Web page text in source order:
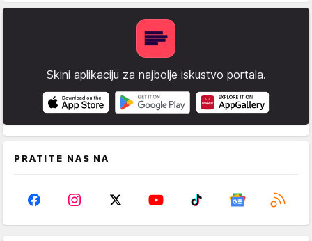
Skini aplikaciju za najbolje iskustvo portala.
PRATITE NAS NA